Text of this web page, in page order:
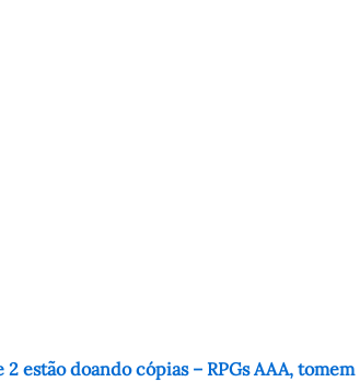
estão doando cópias – RPGs AAA, tomem